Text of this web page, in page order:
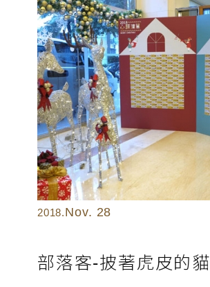
2018.Nov. 28
部落客-披著虎皮的貓